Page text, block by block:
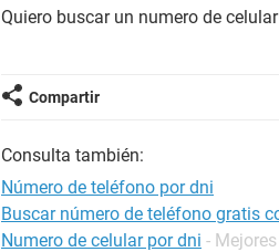
Quiero buscar un numero de
Compartir
Consulta también:
Número de teléfono por dni
Buscar número de teléfono gratis
Numero de celular por dni -